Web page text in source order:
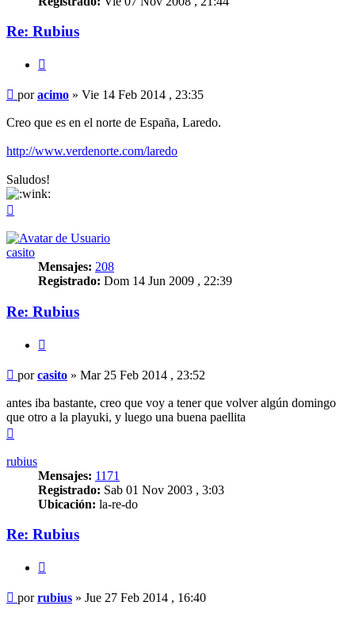
Re: Rubius
Mensaje
poracimo » Vie 14 Feb 2014 , 23:35
Creo que es en el norte de España, Laredo.
http://www.verdenorte.com/laredo
Saludos!
casito
Mensajes: 208
Registrado: Dom 14 Jun 2009 , 22:39
Re: Rubius
Mensaje
porcasito » Mar 25 Feb 2014 , 23:52
antes iba bastante, creo que voy a tener que volver algún domingo
que otro a la playuki, y luego una buena paellita
rubius
Mensajes: 1171
Registrado: Sab 01 Nov 2003 , 3:03
Ubicación: la-re-do
Re: Rubius
Mensaje
porrubius » Jue 27 Feb 2014 , 16:40